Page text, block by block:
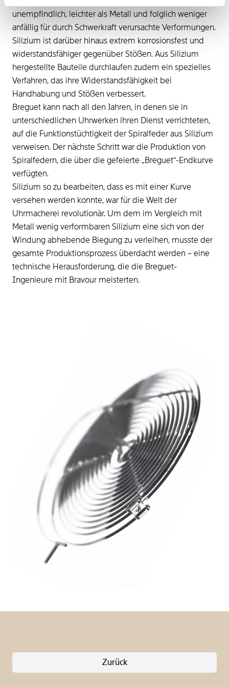
unempfindlich, leichter als Metall und folglich weniger
anfällig für durch Schwerkraft verursachte Verformungen.
Silizium ist darüber hinaus extrem korrosionsfest und
widerstandsfähiger gegenüber Stößen. Aus Silizium
hergestellte Bauteile durchlaufen zudem ein spezielles
Verfahren, das ihre Widerstandsfähigkeit bei
Handhabung und Stößen verbessert.
Breguet kann nach all den Jahren, in denen sie in
unterschiedlichen Uhrwerken ihren Dienst verrichteten,
auf die Funktionstüchtigkeit der Spiralfeder aus Silizium
verweisen. Der nächste Schritt war die Produktion von
Spiralfedern, die über die gefeierte „Breguet“-Endkurve
verfügten.
Silizium so zu bearbeiten, dass es mit einer Kurve
versehen werden konnte, war für die Welt der
Uhrmacherei revolutionär. Um dem im Vergleich mit
Metall wenig verformbaren Silizium eine sich von der
Windung abhebende Biegung zu verleihen, musste der
gesamte Produktionsprozess überdacht werden – eine
technische Herausforderung, die die Breguet-
Ingenieure mit Bravour meisterten.
Zurück